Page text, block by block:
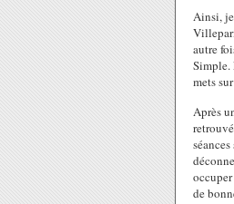
Ainsi,
autre
Simple.
mets
Après
de